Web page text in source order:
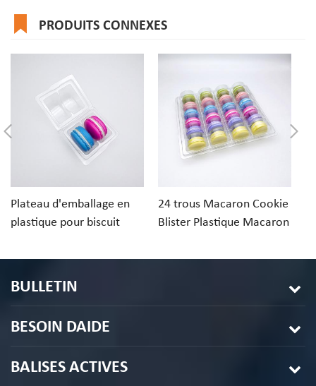
PRODUITS CONNEXES
Plateau d'emballage en
plastique pour biscuit
24 trous Macaron Cookie
Blister Plastique Macaron
BULLETIN
BESOIN DAIDE
BALISES ACTIVES